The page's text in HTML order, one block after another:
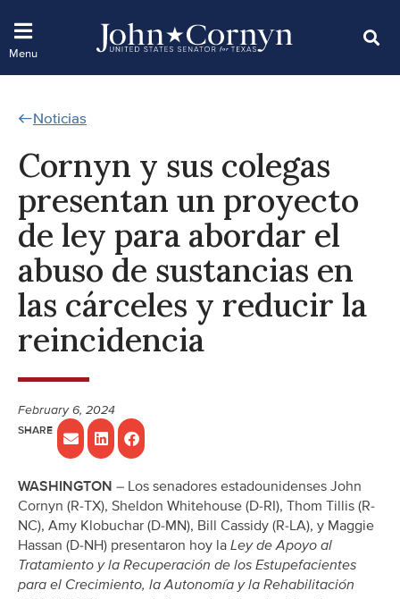
Noticias
Cornyn y sus colegas
presentan un proyecto
de ley para abordar el
abuso de sustancias en
las cárceles y reducir la
reincidencia
February 6, 2024
WASHINGTON – Los senadores estadounidenses John
Cornyn (R-TX), Sheldon Whitehouse (D-RI), Thom Tillis (R-
NC), Amy Klobuchar (D-MN), Bill Cassidy (R-LA), y Maggie
Hassan (D-NH) presentaron hoy la Ley de Apoyo al
Tratamiento y la Recuperación de los Estupefacientes
para el Crecimiento, la Autonomía y la Rehabilitación